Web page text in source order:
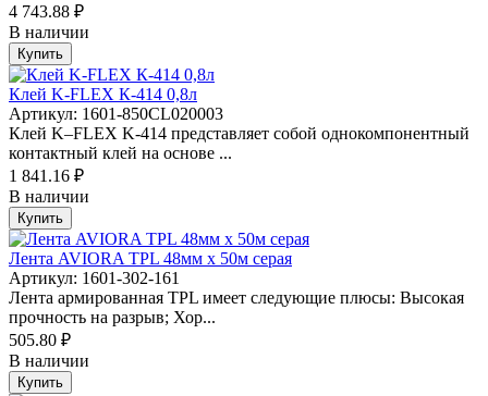
4 743.88 ₽
В наличии
Купить
Клей K-FLEX К-414 0,8л
Артикул: 1601-850CL020003
Клей K–FLEX K-414 представляет собой однокомпонентный
контактный клей на основе ...
1 841.16 ₽
В наличии
Купить
Лента AVIORA TPL 48мм х 50м серая
Артикул: 1601-302-161
Лента армированная TPL имеет следующие плюсы: Высокая
прочность на разрыв; Хор...
505.80 ₽
В наличии
Купить